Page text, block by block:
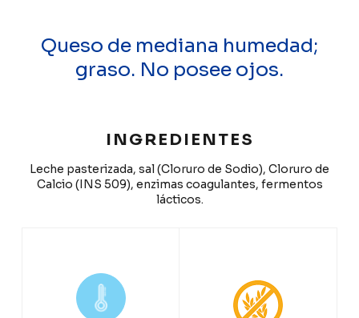
Queso de mediana humedad;
graso. No posee ojos.
INGREDIENTES
Leche pasterizada, sal (Cloruro de Sodio), Cloruro de
Calcio (INS 509), enzimas coagulantes, fermentos
lácticos.